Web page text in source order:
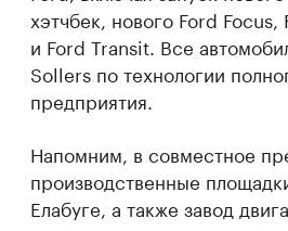
хэтчбек, нового Ford
и Ford Transit. Все
Sollers по технологии
предприятия.
Напомним, в совместное
производственные
Елабуге, а также завод